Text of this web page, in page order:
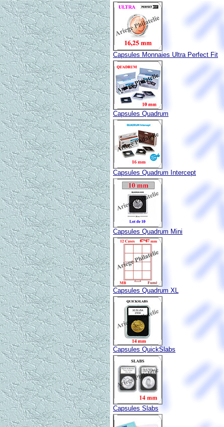
Capsules Monnaies Ultra Perfect Fit
Capsules Quadrum
Capsules Quadrum Intercept
Capsules Quadrum Mini
Capsules Quadrum XL
Capsules QuickSlabs
Capsules Slabs